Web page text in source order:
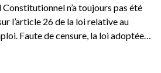
n’a toujours pas été
l’article 26 de la loi relative au
Faute de censure, la loi adoptée…